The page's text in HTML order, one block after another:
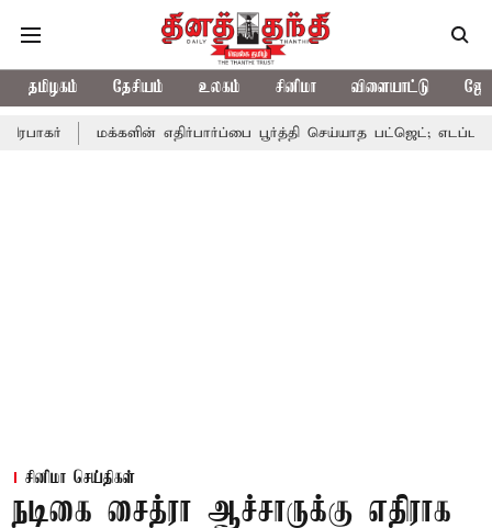
தமிழகம் தேசியம் உலகம் சினிமா விளையாட்டு
மக்களின் எதிர்பார்ப்பை பூர்த்தி செய்யாத பட்ஜெட்; எடப்பாடி பழனிசாமி
சினிமா செய்திகள்
நடிகை சைத்ரா ஆச்சாருக்கு எதிராக